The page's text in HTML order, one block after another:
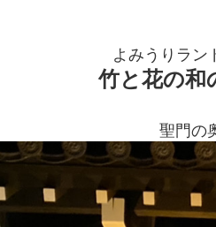
よみうりラン
竹と花の和
聖門の